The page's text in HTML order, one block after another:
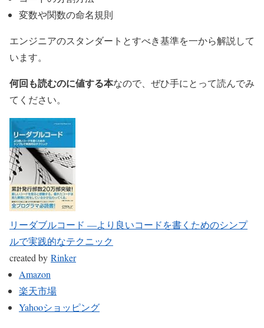
変数や関数の命名規則
エンジニアのスタンダートとすべき基準を一から解説して
います。
何回も読むのに値する本なので、ぜひ手にとって読んでみ
てください。
リーダブルコード ―より良いコードを書くためのシンプ
ルで実践的なテクニック
created by Rinker
Amazon
楽天市場
Yahooショッピング